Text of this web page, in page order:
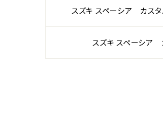
スズキ スペーシア カス
スズキ スペーシア